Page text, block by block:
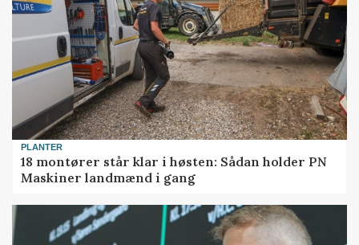
PLANTER
18 montører står klar i høsten: Sådan holder PN
Maskiner landmænd i gang